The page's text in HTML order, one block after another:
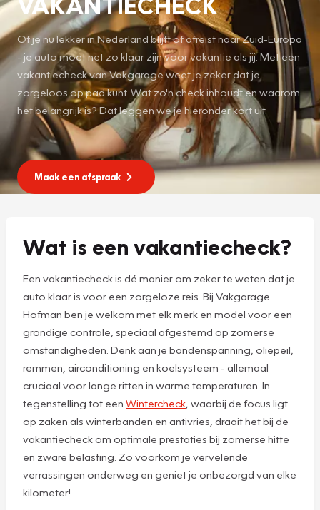
Of je nu lekker in Nederland blijft of afreist naar Zuid-Europa
- je auto moet net zo klaar zijn voor vakantie als jij. Met een
vakantiecheck van Vakgarage weet je zeker dat je
zorgeloos op pad kunt. Wat zo'n check inhoudt en waarom
het belangrijk is? Dat leggen we je hieronder kort uit.
Maak een afspraak
Wat is een vakantiecheck?
Een vakantiecheck is dé manier om zeker te weten dat je
auto klaar is voor een zorgeloze reis. Bij Vakgarage
Hofman ben je welkom met elk merk en model voor een
grondige controle, speciaal afgestemd op zomerse
omstandigheden. Denk aan je bandenspanning, oliepeil,
remmen, airconditioning en koelsysteem - allemaal
cruciaal voor lange ritten in warme temperaturen. In
tegenstelling tot een Wintercheck , waarbij de focus ligt
op zaken als winterbanden en antivries, draait het bij de
vakantiecheck om optimale prestaties bij zomerse hitte
en zware belasting. Zo voorkom je vervelende
verrassingen onderweg en geniet je onbezorgd van elke
kilometer!